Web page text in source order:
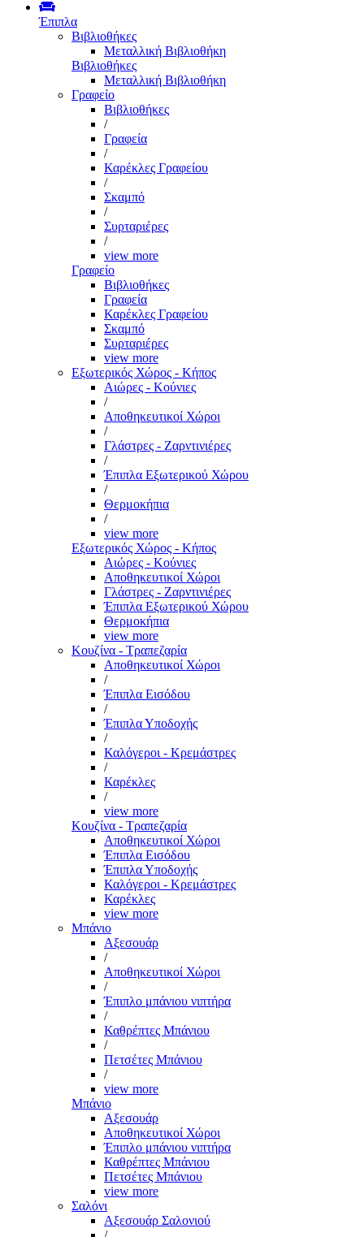
Έπιπλα
Βιβλιοθήκες
Μεταλλική Βιβλιοθήκη
Βιβλιοθήκες
Μεταλλική Βιβλιοθήκη
Γραφείο
Βιβλιοθήκες
/
Γραφεία
/
Καρέκλες Γραφείου
/
Σκαμπό
/
Συρταριέρες
/
view more
Γραφείο
Βιβλιοθήκες
Γραφεία
Καρέκλες Γραφείου
Σκαμπό
Συρταριέρες
view more
Εξωτερικός Χώρος - Κήπος
Αιώρες - Κούνιες
/
Αποθηκευτικοί Χώροι
/
Γλάστρες - Ζαρντινιέρες
/
Έπιπλα Εξωτερικού Χώρου
/
Θερμοκήπια
/
view more
Εξωτερικός Χώρος - Κήπος
Αιώρες - Κούνιες
Αποθηκευτικοί Χώροι
Γλάστρες - Ζαρντινιέρες
Έπιπλα Εξωτερικού Χώρου
Θερμοκήπια
view more
Κουζίνα - Τραπεζαρία
Αποθηκευτικοί Χώροι
/
Έπιπλα Εισόδου
/
Έπιπλα Υποδοχής
/
Καλόγεροι - Κρεμάστρες
/
Καρέκλες
/
view more
Κουζίνα - Τραπεζαρία
Αποθηκευτικοί Χώροι
Έπιπλα Εισόδου
Έπιπλα Υποδοχής
Καλόγεροι - Κρεμάστρες
Καρέκλες
view more
Μπάνιο
Αξεσουάρ
/
Αποθηκευτικοί Χώροι
/
Έπιπλο μπάνιου νιπτήρα
/
Καθρέπτες Μπάνιου
/
Πετσέτες Μπάνιου
/
view more
Μπάνιο
Αξεσουάρ
Αποθηκευτικοί Χώροι
Έπιπλο μπάνιου νιπτήρα
Καθρέπτες Μπάνιου
Πετσέτες Μπάνιου
view more
Σαλόνι
Αξεσουάρ Σαλονιού